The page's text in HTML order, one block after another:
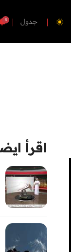
جدول 3
اقرأ